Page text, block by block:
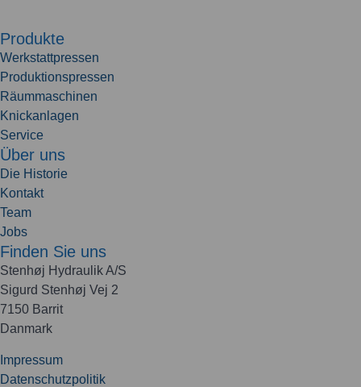
Produkte
Werkstattpressen
Produktionspressen
Räummaschinen
Knickanlagen
Service
Über uns
Die Historie
Kontakt
Team
Jobs
Finden Sie uns
Stenhøj Hydraulik A/S
Sigurd Stenhøj Vej 2
7150 Barrit
Danmark
Impressum
Datenschutzpolitik